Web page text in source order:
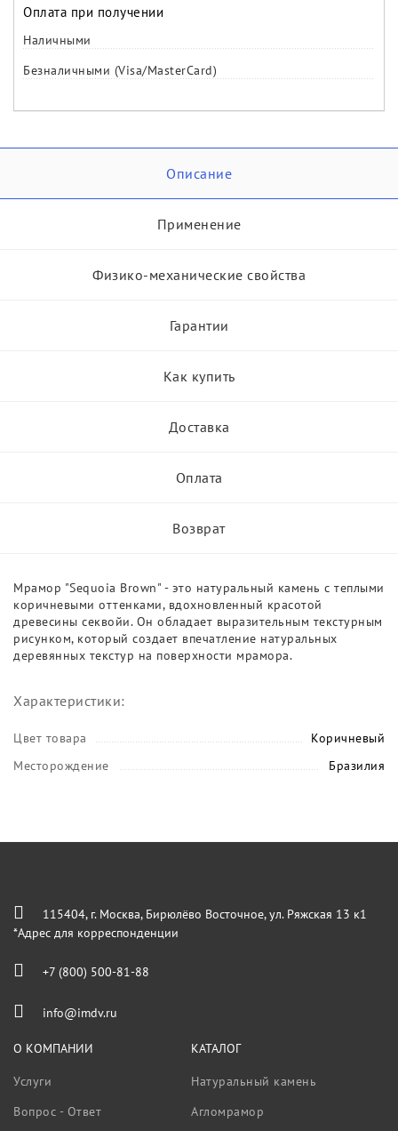
Оплата при получении
Наличными
Безналичными (Visa/MasterCard)
Описание
Применение
Физико-механические свойства
Гарантии
Как купить
Доставка
Оплата
Возврат
Мрамор "Sequoia Brown" - это натуральный камень с теплыми
коричневыми оттенками, вдохновленный красотой
древесины секвойи. Он обладает выразительным текстурным
рисунком, который создает впечатление натуральных
деревянных текстур на поверхности мрамора.
Характеристики:
Цвет товара
Коричневый
Месторождение
Бразилия
115404, г. Москва, Бирюлёво Восточное, ул. Ряжская 13 к1
*Адрес для корреспонденции
+7 (800) 500-81-88
info@imdv.ru
О КОМПАНИИ
Услуги
Вопрос - Ответ
КАТАЛОГ
Натуральный камень
Агломрамор